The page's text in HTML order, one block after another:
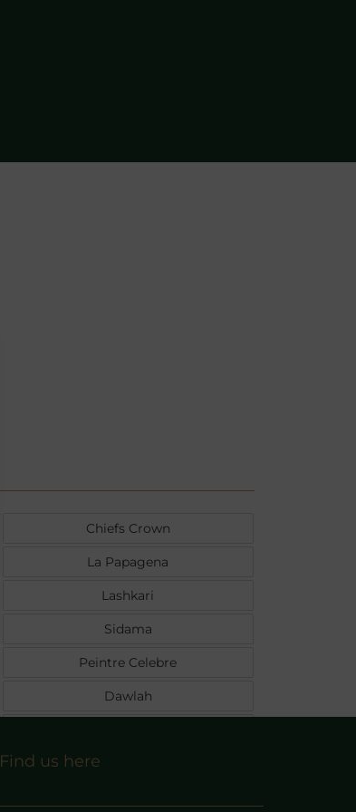
Chiefs Crown
La Papagena
Lashkari
Sidama
Peintre Celebre
Dawlah
Konigsblute
Find us here